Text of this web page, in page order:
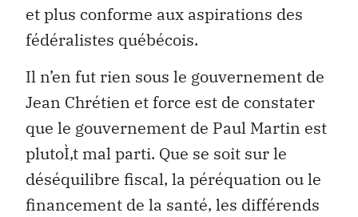
et plus conforme aux aspirations des
fédéralistes québécois.
Il n’en fut rien sous le gouvernement de
Jean Chrétien et force est de constater
que le gouvernement de Paul Martin est
plutoÌ‚t mal parti. Que se soit sur le
déséquilibre fiscal, la péréquation ou le
financement de la santé, les différends